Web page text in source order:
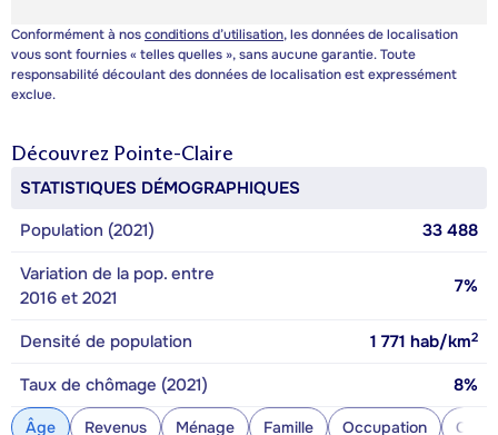
Conformément à nosconditions d’utilisation, les données de localisation
vous sont fournies « telles quelles », sans aucune garantie. Toute
responsabilité découlant des données de localisation est expressément
exclue.
Découvrez Pointe-Claire
STATISTIQUES DÉMOGRAPHIQUES
Population (2021)
33 488
Variation de la pop. entre
2016 et 2021
7%
Densité de population 1 771 hab/km2
Taux de chômage (2021) 8%
Âge Revenus Ménage Famille Occupation